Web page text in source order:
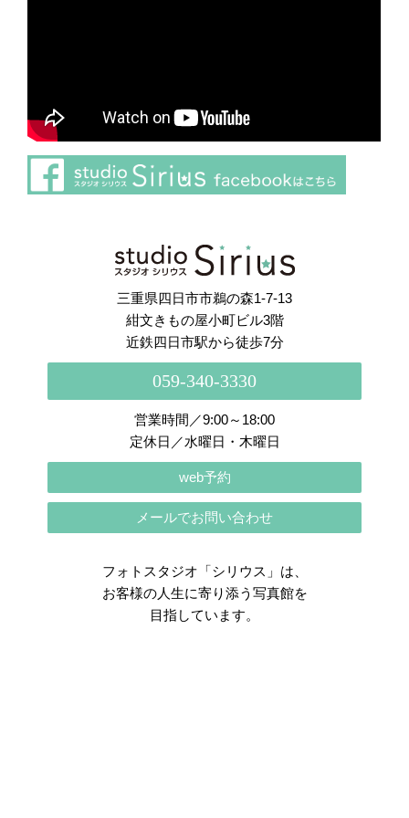
Instagram でフォロー
三重県四日市市鵜の森1-7-13
紺文きもの屋小町ビル3階
近鉄四日市駅から徒歩7分
059-340-3330
営業時間／9:00～18:00
定休日／水曜日・木曜日
web予約
メールでお問い合わせ
フォトスタジオ「シリウス」は、
お客様の人生に寄り添う写真館を
目指しています。